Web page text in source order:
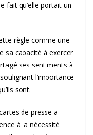
fait qu’elle portait un
règle comme une
sa capacité à exercer
ses sentiments à
l’importance
sont.
de presse a
à la nécessité